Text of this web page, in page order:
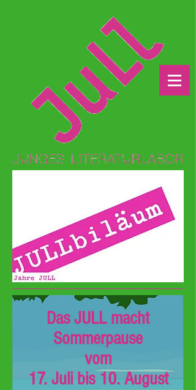
Das JULL macht
Sommerpause
vom
17. Juli bis 10. August